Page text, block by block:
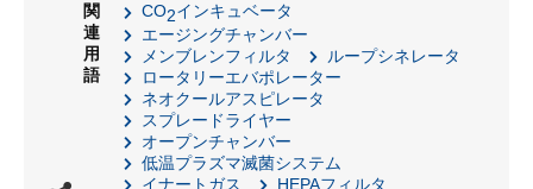
関
連
用
語
CO2インキュベータ
エージングチャンバー
メンブレンフィルタ
ループシネレータ
ロータリーエバポレーター
ネオクールアスピレータ
スプレードライヤー
オープンチャンバー
低温プラズマ滅菌システム
イナートガス
HEPAフィルタ